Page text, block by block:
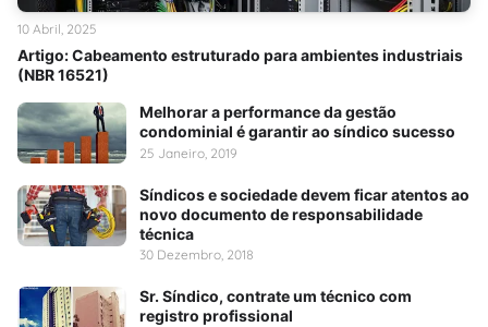
Artigo: Cabeamento estruturado para ambientes industriais
(NBR 16521)
10 Abril, 2025
Melhorar a performance da gestão
condominial é garantir ao síndico sucesso
25 Janeiro, 2019
Síndicos e sociedade devem ficar atentos ao
novo documento de responsabilidade
técnica
30 Dezembro, 2018
Sr. Síndico, contrate um técnico com
registro profissional